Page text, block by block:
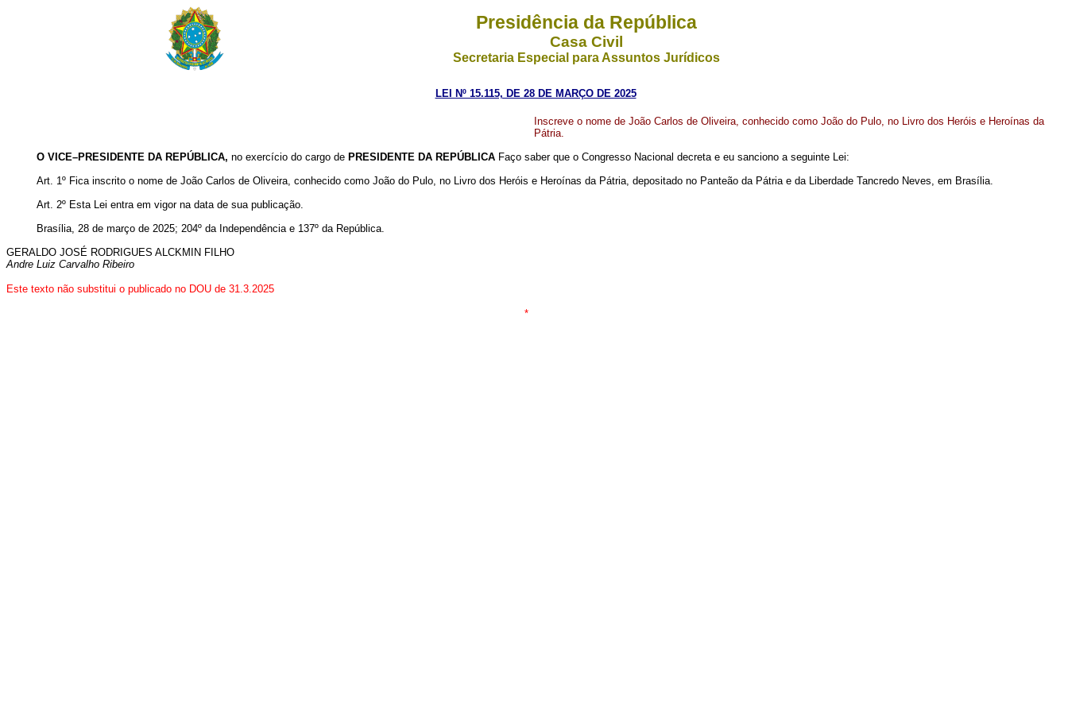
Presidência da República
Casa Civil
Secretaria Especial para Assuntos Jurídicos
LEI Nº 15.115, DE 28 DE MARÇO DE 2025
Inscreve o nome de João Carlos de Oliveira, conhecido como João do Pulo, no Livro dos Heróis e Heroínas da
Pátria.
O VICE–PRESIDENTE DA REPÚBLICA, no exercício do cargo de PRESIDENTE DA REPÚBLICA Faço saber que o Congresso Nacional decreta e eu sanciono a seguinte Lei:
Art. 1º Fica inscrito o nome de João Carlos de Oliveira, conhecido como João do Pulo, no Livro dos Heróis e Heroínas da Pátria, depositado no Panteão da Pátria e da Liberdade Tancredo Neves, em Brasília.
Art. 2º Esta Lei entra em vigor na data de sua publicação.
Brasília, 28 de março de 2025; 204º da Independência e 137º da República.
GERALDO JOSÉ RODRIGUES ALCKMIN FILHO
Andre Luiz Carvalho Ribeiro
Este texto não substitui o publicado no DOU de 31.3.2025
*